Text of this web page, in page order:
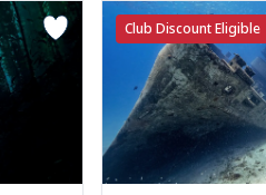
Club Discount Eligible